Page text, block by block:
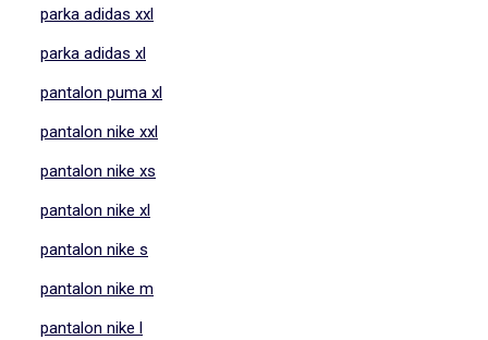
parka adidas xxl
parka adidas xl
pantalon puma xl
pantalon nike xxl
pantalon nike xs
pantalon nike xl
pantalon nike s
pantalon nike m
pantalon nike l